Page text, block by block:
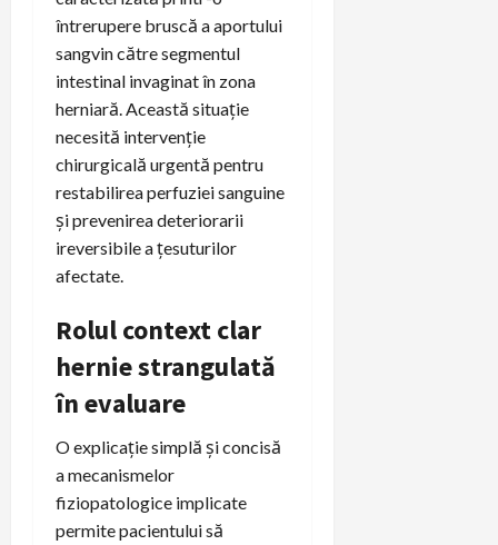
întrerupere bruscă a aportului
sangvin către segmentul
intestinal invaginat în zona
herniară. Această situație
necesită intervenție
chirurgicală urgentă pentru
restabilirea perfuziei sanguine
și prevenirea deteriorarii
ireversibile a țesuturilor
afectate.
Rolul context clar
hernie strangulată
în evaluare
O explicație simplă și concisă
a mecanismelor
fiziopatologice implicate
permite pacientului să